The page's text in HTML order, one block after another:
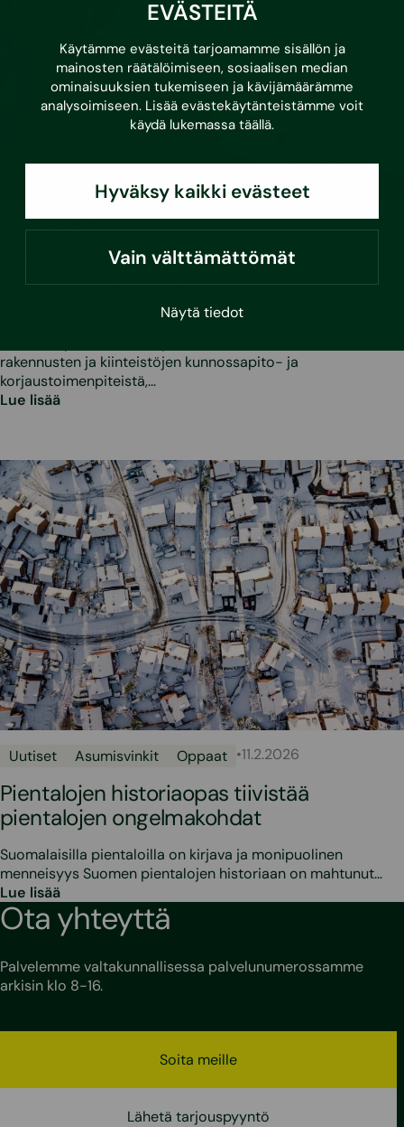
EVÄSTEITÄ
Käytämme evästeitä tarjoamamme sisällön ja
mainosten räätälöimiseen, sosiaalisen median
ominaisuuksien tukemiseen ja kävijämäärämme
analysoimiseen. Lisää evästekäytänteistämme voit
käydä lukemassa täällä.
Hyväksy kaikki evästeet
Vain välttämättömät
Näytä tiedot
Asumisvinkit •3.3.2026
Kunnossapitotarveselvitys ja usein
kysytyt kysymykset
Mikä on kunnossapitotarveselvitys?
rakennusten ja kiinteistöjen kunnossapito- ja
korjaustoimenpiteistä,…
Lue lisää
Uutiset Asumisvinkit Oppaat •11.2.2026
Pientalojen historiaopas tiivistää
pientalojen ongelmakohdat
Suomalaisilla pientaloilla on kirjava ja monipuolinen
menneisyys Suomen pientalojen historiaan on mahtunut…
Lue lisää
Ota yhteyttä
Palvelemme valtakunnallisessa palvelunumerossamme
arkisin klo 8-16.
Soita meille
Lähetä tarjouspyyntö